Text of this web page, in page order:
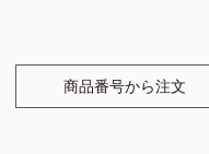
商品番号から注文